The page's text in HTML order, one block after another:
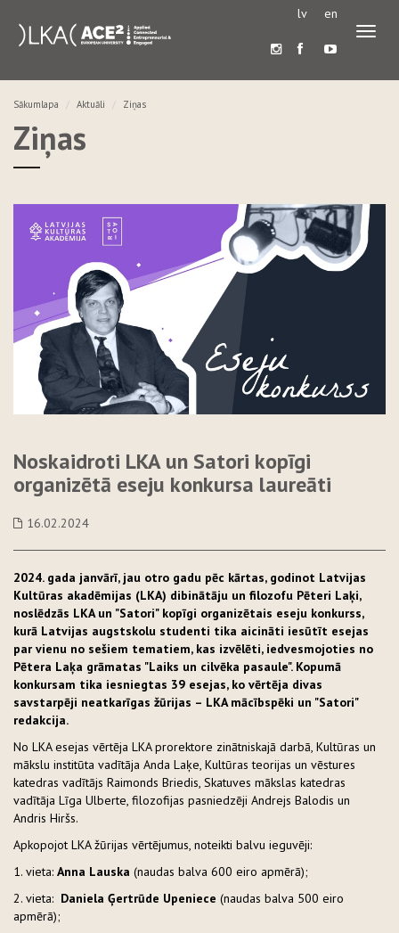
lv en
Sākumlapa Aktuāli Ziņas
Ziņas
Noskaidroti LKA un Satori kopīgi
organizētā eseju konkursa laureāti
16.02.2024
2024. gada janvārī, jau otro gadu pēc kārtas, godinot Latvijas
Kultūras akadēmijas (LKA) dibinātāju un filozofu Pēteri Laķi,
noslēdzās LKA un "Satori" kopīgi organizētais eseju konkurss,
kurā Latvijas augstskolu studenti tika aicināti iesūtīt esejas
par vienu no sešiem tematiem, kas izvēlēti, iedvesmojoties no
Pētera Laķa grāmatas "Laiks un cilvēka pasaule". Kopumā
konkursam tika iesniegtas 39 esejas, ko vērtēja divas
savstarpēji neatkarīgas žūrijas – LKA mācībspēki un "Satori"
redakcija.
No LKA esejas vērtēja LKA prorektore zinātniskajā darbā, Kultūras un
mākslu institūta vadītāja Anda Laķe, Kultūras teorijas un vēstures
katedras vadītājs Raimonds Briedis, Skatuves mākslas katedras
vadītāja Līga Ulberte, filozofijas pasniedzēji Andrejs Balodis un
Andris Hiršs.
Apkopojot LKA žūrijas vērtējumus, noteikti balvu ieguvēji:
1. vieta: Anna Lauska (naudas balva 600 eiro apmērā);
2. vieta: Daniela Ģertrūde Upeniece (naudas balva 500 eiro
apmērā);